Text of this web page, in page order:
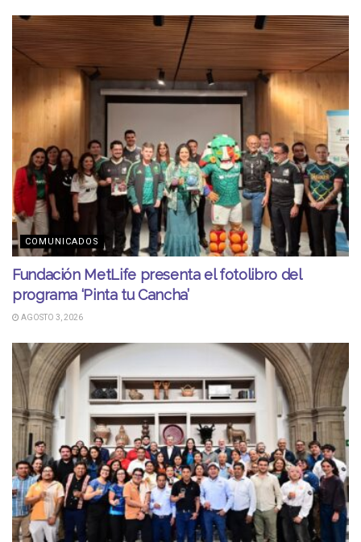
COMUNICADOS
Fundación MetLife presenta el fotolibro del
programa ‘Pinta tu Cancha’
AGOSTO 3, 2026